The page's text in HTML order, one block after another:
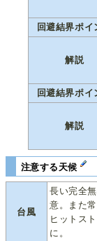
回避結界ポイ
解説
回避結界ポイ
解説
注意する天候
台風
長い完全
意。また
ヒットス
に。